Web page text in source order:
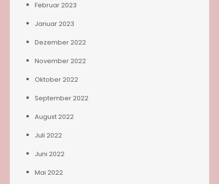
Februar 2023
Januar 2023
Dezember 2022
November 2022
Oktober 2022
September 2022
August 2022
Juli 2022
Juni 2022
Mai 2022